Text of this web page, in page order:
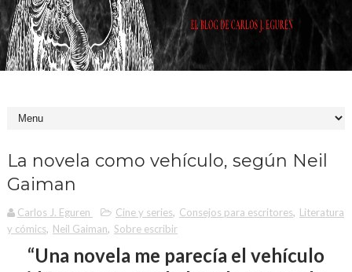
La novela como vehículo, según Neil
Gaiman
Carlos J. Eguren Cine y series, Consejos para escritores, Literatura
y cómics, Neil Gaiman, Sobre escribir
“Una novela me parecía el vehículo